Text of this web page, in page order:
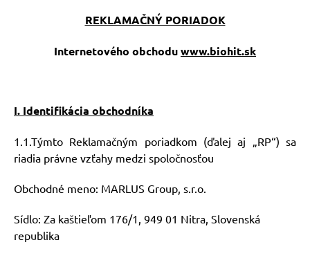
REKLAMAČNÝ PORIADOK
Internetového obchoduwww.biohit.sk
I. Identifikácia obchodníka
1.1.Týmto Reklamačným poriadkom (ďalej aj „RP“) sa
riadia právne vzťahy medzi spoločnosťou
Obchodné meno: MARLUS Group, s.r.o.
Sídlo: Za kaštieľom 176/1, 949 01 Nitra, Slovenská
republika